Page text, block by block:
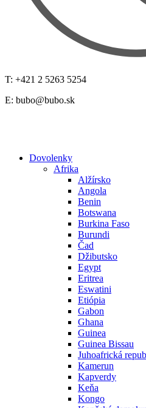
T: +421 2 5263 5254
E: bubo@bubo.sk
Dovolenky
Afrika
Alžírsko
Angola
Benin
Botswana
Burkina Faso
Burundi
Čad
Džibutsko
Egypt
Eritrea
Eswatini
Etiópia
Gabon
Ghana
Guinea
Guinea Bissau
Juhoafrická
Kamerun
Kapverdy
Keňa
Kongo